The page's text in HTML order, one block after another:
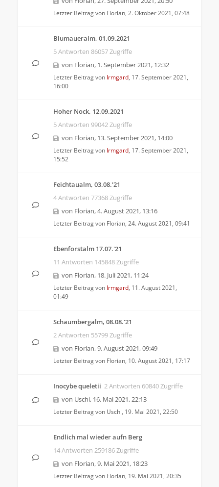
Letzter Beitrag von Florian, 2. Oktober 2021, 07:48
Blumaueralm, 01.09.2021
5 Antworten 86057 Zugriffe
von Florian, 1. September 2021, 12:32
Letzter Beitrag von Irmgard, 17. September 2021,
16:00
Hoher Nock, 12.09.2021
5 Antworten 99042 Zugriffe
von Florian, 13. September 2021, 14:00
Letzter Beitrag von Irmgard, 17. September 2021,
15:52
Feichtaualm, 03.08.'21
4 Antworten 77368 Zugriffe
von Florian,4. August 2021, 13:16
Letzter Beitrag von Florian, 24. August 2021, 09:41
Ebenforstalm 17.07.'21
11 Antworten 145848 Zugriffe
von Florian, 18. Juli 2021, 11:24
Letzter Beitrag von Irmgard, 11. August 2021,
01:49
Schaumbergalm, 08.08.'21
2 Antworten 55799 Zugriffe
von Florian,9. August 2021, 09:49
Letzter Beitrag von Florian, 10. August 2021, 17:17
Inocybe queletii 2 Antworten 60840 Zugriffe
von Uschi, 16. Mai 2021, 22:13
Letzter Beitrag von Uschi, 19. Mai 2021, 22:50
Endlich mal wieder aufn Berg
14 Antworten 259186 Zugriffe
von Florian,9. Mai 2021, 18:23
Letzter Beitrag von Florian, 19. Mai 2021, 20:35